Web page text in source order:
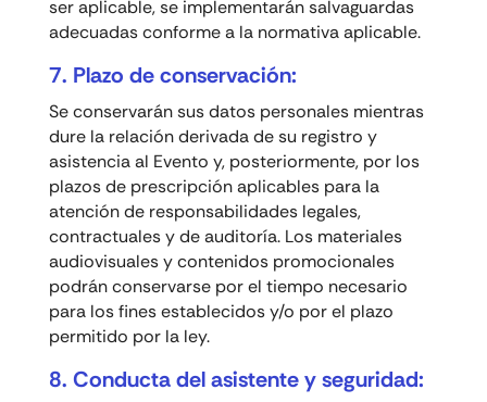
ser aplicable, se implementarán salvaguardas
adecuadas conforme a la normativa aplicable.
7. Plazo de conservación:
Se conservarán sus datos personales mientras
dure la relación derivada de su registro y
asistencia al Evento y, posteriormente, por los
plazos de prescripción aplicables para la
atención de responsabilidades legales,
contractuales y de auditoría. Los materiales
audiovisuales y contenidos promocionales
podrán conservarse por el tiempo necesario
para los fines establecidos y/o por el plazo
permitido por la ley.
8. Conducta del asistente y seguridad: